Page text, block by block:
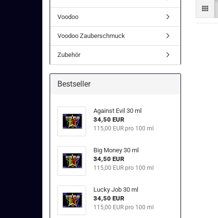
Voodoo
Voodoo Zauberschmuck
Zubehör
Bestseller
Against Evil 30 ml
34,50 EUR
115,00 EUR pro 100 ml
Big Money 30 ml
34,50 EUR
115,00 EUR pro 100 ml
Lucky Job 30 ml
34,50 EUR
115,00 EUR pro 100 ml